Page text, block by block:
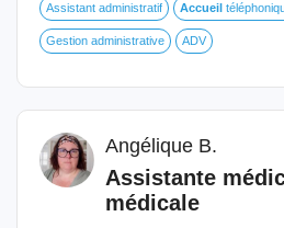
Assistant administratif Accueil
Gestion administrative ADV
Angélique B.
Assistante
médicale